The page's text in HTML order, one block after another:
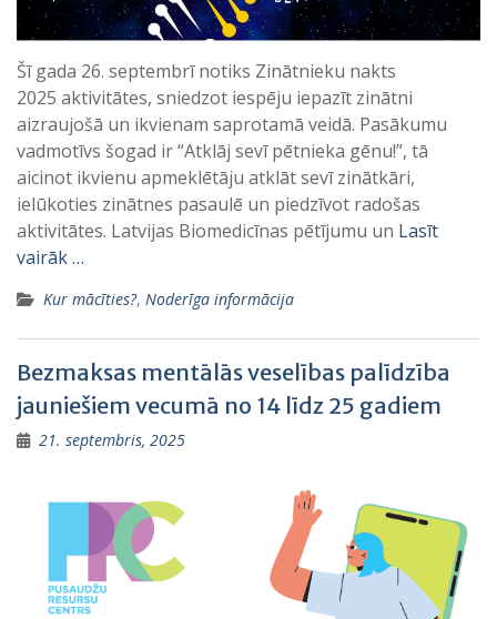
Šī gada 26. septembrī notiks Zinātnieku nakts
2025 aktivitātes, sniedzot iespēju iepazīt zinātni
aizraujošā un ikvienam saprotamā veidā. Pasākumu
vadmotīvs šogad ir “Atklāj sevī pētnieka gēnu!”, tā
aicinot ikvienu apmeklētāju atklāt sevī zinātkāri,
ielūkoties zinātnes pasaulē un piedzīvot radošas
aktivitātes. Latvijas Biomedicīnas pētījumu un Lasīt
vairāk …
Kur mācīties?, Noderīga informācija
Bezmaksas mentālās veselības palīdzība
jauniešiem vecumā no 14 līdz 25 gadiem
21. septembris, 2025